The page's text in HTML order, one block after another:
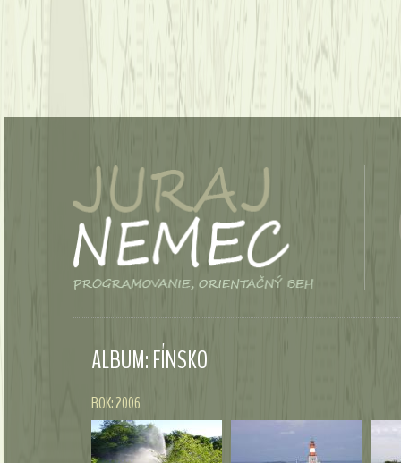
ALBUM: FÍNSKO
ROK: 2006